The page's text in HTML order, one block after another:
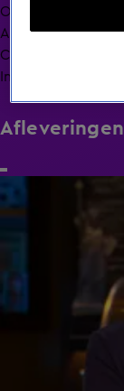
Overzicht
Afleveringen
Clips
Info
Afleveringen